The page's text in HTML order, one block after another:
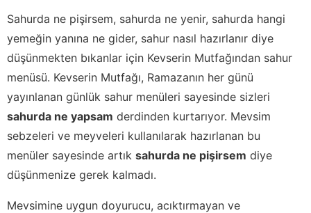
Sahurda ne pişirsem, sahurda ne yenir, sahurda hangi
yemeğin yanına ne gider, sahur nasıl hazırlanır diye
düşünmekten bıkanlar için Kevserin Mutfağından sahur
menüsü. Kevserin Mutfağı, Ramazanın her günü
yayınlanan günlük sahur menüleri sayesinde sizleri
sahurda ne yapsam derdinden kurtarıyor. Mevsim
sebzeleri ve meyveleri kullanılarak hazırlanan bu
menüler sayesinde artık sahurda ne pişirsem diye
düşünmenize gerek kalmadı.
Mevsimine uygun doyurucu, acıktırmayan ve